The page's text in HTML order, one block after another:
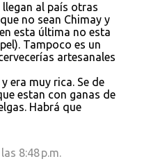
al país otras
no sean Chimay y
esta última no esta
Tampoco es un
artesanales
era muy rica. Se de
estan con ganas de
Habrá que
8:48 p.m.